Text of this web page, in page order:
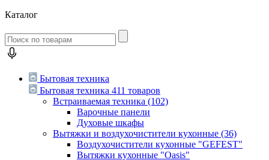
Каталог
Бытовая техника
Бытовая техника 411 товаров
Встраиваемая техника (102)
Варочные панели
Духовые шкафы
Вытяжки и воздухочистители кухонные (36)
Воздухочистители кухонные "GEFEST"
Вытяжки кухонные "Oasis"